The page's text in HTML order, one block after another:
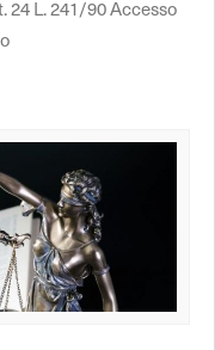
L. 241/90 Accesso